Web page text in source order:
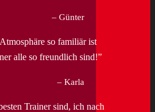
Günter
so familiär ist
alle so freundlich sind!
Karla
Trainer sind, ich nach